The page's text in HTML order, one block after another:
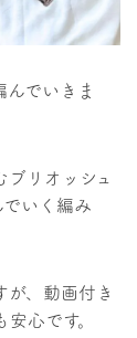
んでいきま
リオッシュ
いく編み
が、動画付き
心です。